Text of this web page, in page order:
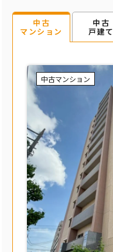
中古
マンション
中古
戸建て
中古マンション